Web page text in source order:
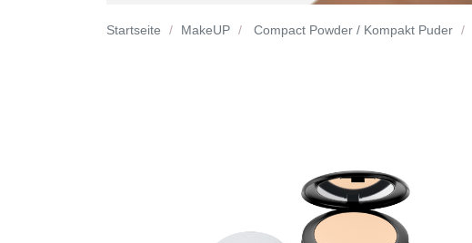
Startseite MakeUP Compact Powder / Kompakt Puder